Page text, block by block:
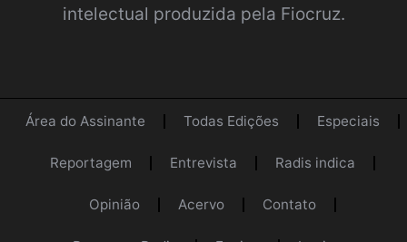
intelectual produzida pela Fiocruz.
Área do Assinante Todas Edições Especiais
Reportagem Entrevista Radis indica
Opinião Acervo Contato